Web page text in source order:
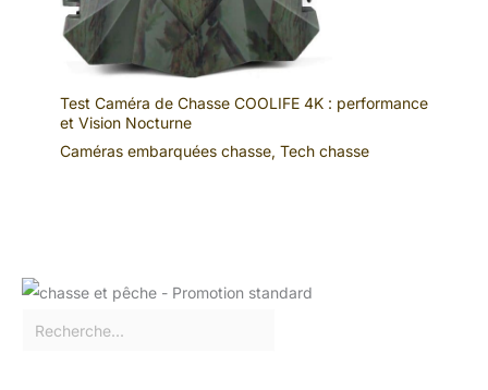
Test Caméra de Chasse COOLIFE 4K : performance
et Vision Nocturne
Caméras embarquées chasse, Tech chasse